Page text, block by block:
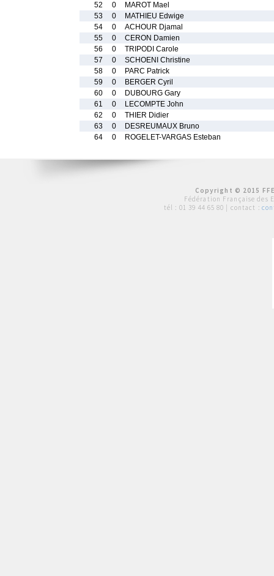
52
0
MAROT Mael
53
0
MATHIEU Edwige
54
0
ACHOUR Djamal
55
0
CERON Damien
56
0
TRIPODI Carole
57
0
SCHOENI Christine
58
0
PARC Patrick
59
0
BERGER Cyril
60
0
DUBOURG Gary
61
0
LECOMPTE John
62
0
THIER Didier
63
0
DESREUMAUX Bruno
64
0 ROGELET-VARGAS Esteban
Copyright © 2015
Fédération Française des
tél : 01 39 44 65 80 | contact :